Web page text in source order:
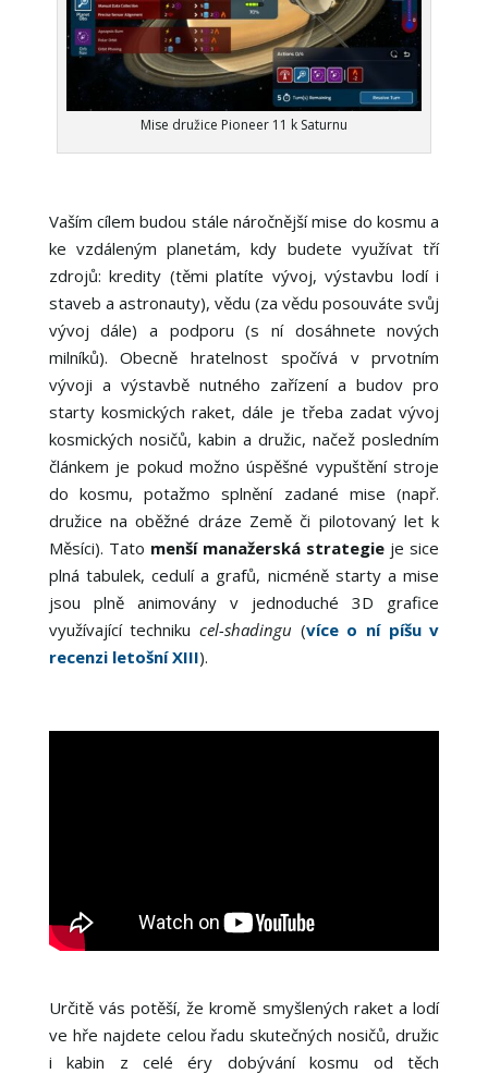
Mise družice Pioneer 11 k Saturnu
Vaším cílem budou stále náročnější mise do kosmu a
ke vzdáleným planetám, kdy budete využívat tří
zdrojů: kredity (těmi platíte vývoj, výstavbu lodí i
staveb a astronauty), vědu (za vědu posouváte svůj
vývoj dále) a podporu (s ní dosáhnete nových
milníků). Obecně hratelnost spočívá v prvotním
vývoji a výstavbě nutného zařízení a budov pro
starty kosmických raket, dále je třeba zadat vývoj
kosmických nosičů, kabin a družic, načež posledním
článkem je pokud možno úspěšné vypuštění stroje
do kosmu, potažmo splnění zadané mise (např.
družice na oběžné dráze Země či pilotovaný let k
Měsíci). Tato menší manažerská strategie je sice
plná tabulek, cedulí a grafů, nicméně starty a mise
jsou plně animovány v jednoduché 3D grafice
využívající technikucel-shadingu (více o ní píšu v
recenzi letošní XIII).
Určitě vás potěší, že kromě smyšlených raket a lodí
ve hře najdete celou řadu skutečných nosičů, družic
i kabin z celé éry dobývání kosmu od těch